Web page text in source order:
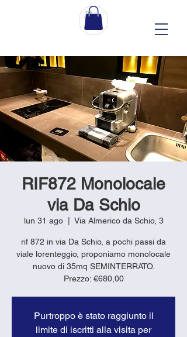
RIF872 Monolocale
via Da Schio
lun 31 ago
  |
Via Almerico da Schio, 3
rif 872 in via Da Schio, a pochi passi da
viale lorenteggio, proponiamo monolocale
nuovo di 35mq SEMINTERRATO.
Prezzo: €680,00
Purtroppo è stato raggiunto il
limite di iscritti alla visita per